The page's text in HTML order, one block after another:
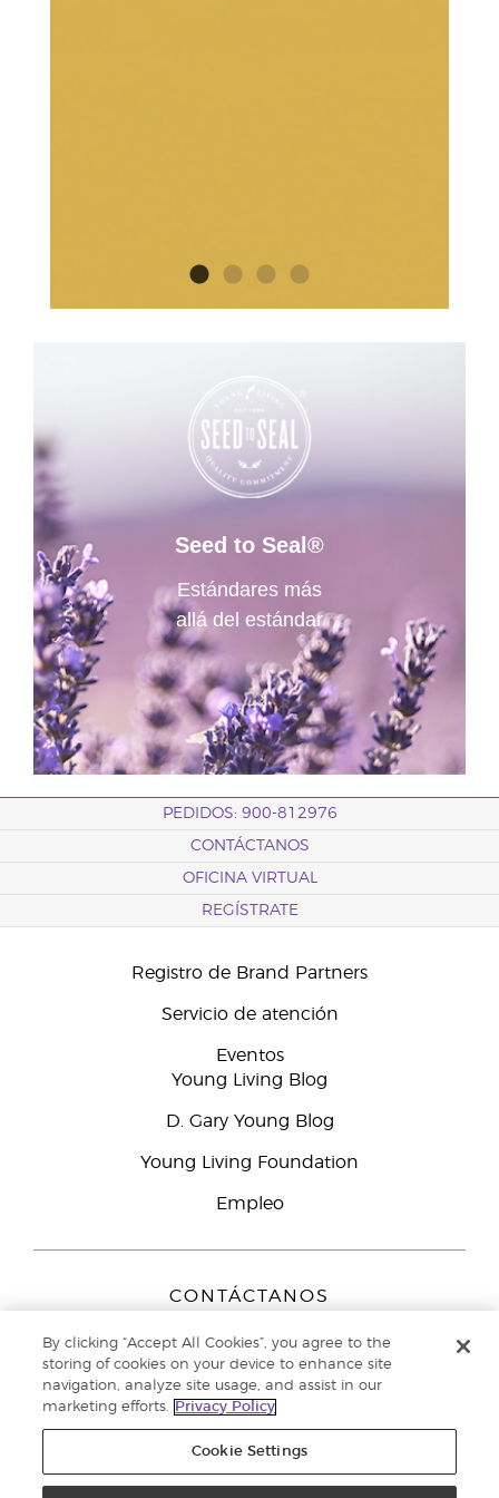
Seed to Seal®
Estándares más
allá del estándar
PEDIDOS: 900-812976
CONTÁCTANOS
OFICINA VIRTUAL
REGÍSTRATE
Registro de Brand Partners
Servicio de atención
Eventos
Young Living Blog
D. Gary Young Blog
Young Living Foundation
Empleo
CONTÁCTANOS
Peizerweg 97
9727 AJ Groningen
Netherlands
Servicio de atención:900-812976
By clicking “Accept All Cookies”, you agree to the
storing of cookies on your device to enhance site
navigation, analyze site usage, and assist in our
marketing efforts.
Privacy Policy
Cookie Settings